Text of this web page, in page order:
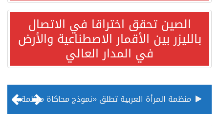
الصين تحقق اختراقا في الاتصال
بالليزر بين الأقمار الاصطناعية والأرض
في المدار العالي
منظمة المرأة العربية تطلق «نموذج محاكاة منظمة المرأة العربية للشباب» بمشاركة 10 دول عربية..غدًا